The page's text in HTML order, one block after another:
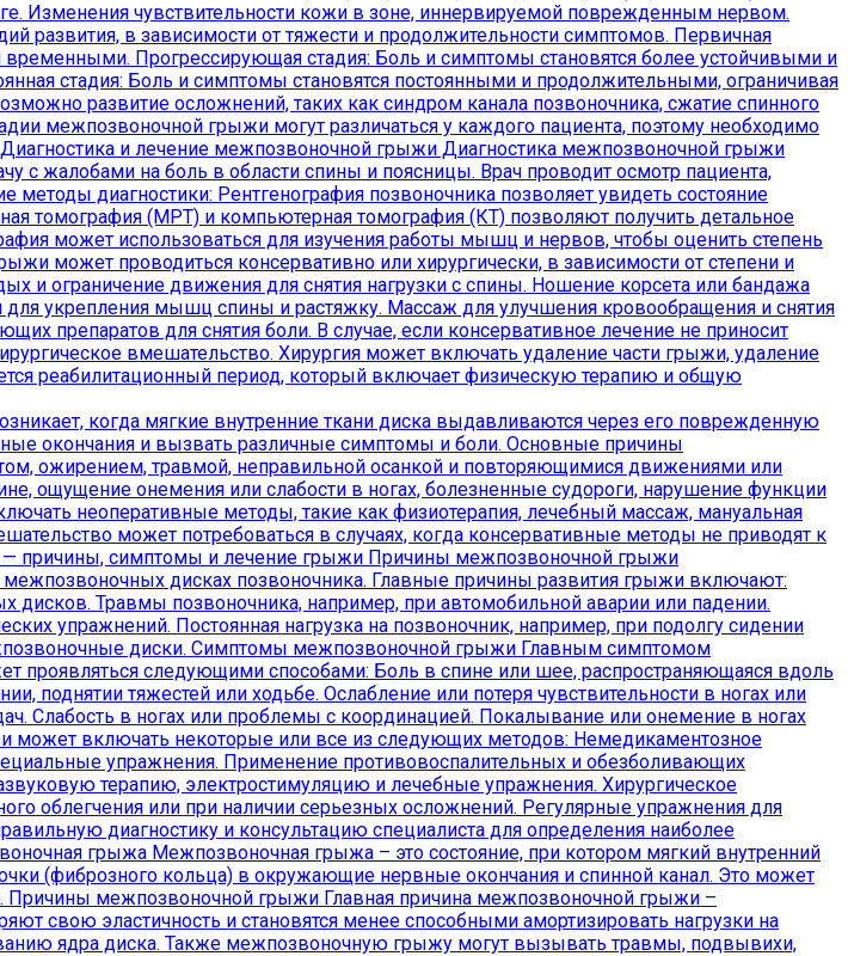
Изменения чувствительности кожи в зоне, иннервируемой поврежденным нервом.
развития, в зависимости от тяжести и продолжительности симптомов. Первичная
Прогрессирующая стадия: Боль и симптомы становятся более устойчивыми и
стадия: Боль и симптомы становятся постоянными и продолжительными, ограничивая
развитие осложнений, таких как синдром канала позвоночника, сжатие спинного
межпозвоночной грыжи могут различаться у каждого пациента, поэтому необходимо
Диагностика и лечение межпозвоночной грыжи Диагностика межпозвоночной грыжи
с жалобами на боль в области спины и поясницы. Врач проводит осмотр пациента,
диагностики: Рентгенография позвоночника позволяет увидеть состояние
томография (МРТ) и компьютерная томография (КТ) позволяют получить детальное
может использоваться для изучения работы мышц и нервов, чтобы оценить степень
может проводиться консервативно или хирургически, в зависимости от степени и
ограничение движения для снятия нагрузки с спины. Ношение корсета или бандажа
укрепления мышц спины и растяжку. Массаж для улучшения кровообращения и снятия
препаратов для снятия боли. В случае, если консервативное лечение не приносит
вмешательство. Хирургия может включать удаление части грыжи, удаление
реабилитационный период, который включает физическую терапию и общую
когда мягкие внутренние ткани диска выдавливаются через его поврежденную
окончания и вызвать различные симптомы и боли. Основные причины
ожирением, травмой, неправильной осанкой и повторяющимися движениями или
ощущение онемения или слабости в ногах, болезненные судороги, нарушение функции
неоперативные методы, такие как физиотерапия, лечебный массаж, мануальная
может потребоваться в случаях, когда консервативные методы не приводят к
причины, симптомы и лечение грыжи Причины межпозвоночной грыжи
дисках позвоночника. Главные причины развития грыжи включают:
Травмы позвоночника, например, при автомобильной аварии или падении.
упражнений. Постоянная нагрузка на позвоночник, например, при подолгу сидении
диски. Симптомы межпозвоночной грыжи Главным симптомом
проявляться следующими способами: Боль в спине или шее, распространяющаяся вдоль
поднятии тяжестей или ходьбе. Ослабление или потеря чувствительности в ногах или
Слабость в ногах или проблемы с координацией. Покалывание или онемение в ногах
включать некоторые или все из следующих методов: Немедикаментозное
упражнения. Применение противовоспалительных и обезболивающих
терапию, электростимуляцию и лечебные упражнения. Хирургическое
облегчения или при наличии серьезных осложнений. Регулярные упражнения для
диагностику и консультацию специалиста для определения наиболее
грыжа Межпозвоночная грыжа – это состояние, при котором мягкий внутренний
(фиброзного кольца) в окружающие нервные окончания и спинной канал. Это может
Причины межпозвоночной грыжи Главная причина межпозвоночной грыжи –
свою эластичность и становятся менее способными амортизировать нагрузки на
ядра диска. Также межпозвоночную грыжу могут вызывать травмы, подвывихи,